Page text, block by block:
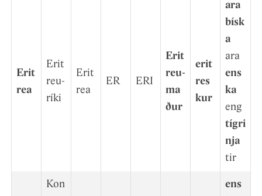
Erit
rea
Erit
reu­
ríki
Erit
rea
ER ERI
Erit
reu­
ma
ður
erit
res
k­ur
ara
bísk
a
ara
ens
ka
eng
tígri
nja
tir
Kon
ens